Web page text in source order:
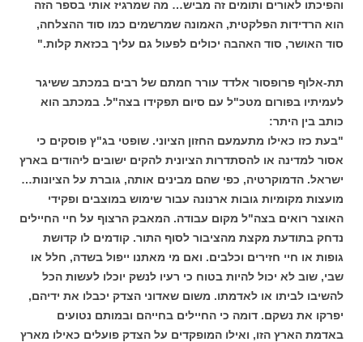
והפיכתו לאורים ותומים זה מביש… מה שמרגיז אותי בספר הזה
הוא הרדידות הפלקטית, האמונה שמרשמים כמו סוד ההצלחה,
סוד האושר, סוד האהבה יכולים לפעול גם עליך בכזאת קלות."
תת-אלוף פרופסור אלדד עורר חמתם של רבים במכתב ששיגר
לעמיתיו בפורום מטכ"ל עם סיום תפקידו בצה"ל. במכתב הוא
כותב בין היתר:
"בעת כזו כאילו מתעמעם החזון הציוני. שופטי בג"ץ פוסקים כי
אסור למדינה או להסתדרות הציונית להקים ישובים ליהודים בארץ
ישראל. הדמוקרטיה, כפי שהם מבינים אותה, גוברת על הציונות…
מועצות מקומיות גובות ארנונה עבור שימוש במוצבים ופקידי
האוצר רואים בצה"ל מקום עבודה. המאבק הרצוף על חיי החיילים
נדחק בתודעת מקצת מהציבור לסוף התור. קודמים לו קדושת
גופות או חיי חזירים וכלבים. ואם מי מאתנו ייפול בשדה, חלל או
שבי, שוב לא יכול להיות בטוח כי רעיו לנשק יוכלו לעשות הכל
להשיבו לביתו או לאדמתו. משום שאדוני הצדק יכבלו את ידיהם,
יפרקו את נשקם. דומה כי החיילים בחייהם ובמותם נטועים
באדמת הארץ הזו, ואילו המופקדים על הצדק פועלים כאילו מארץ